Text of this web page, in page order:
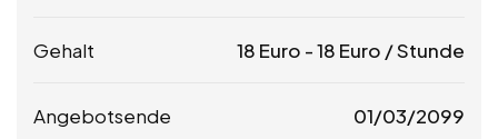
Gehalt 18 Euro -18 Euro / Stunde
Angebotsende 01/03/2099